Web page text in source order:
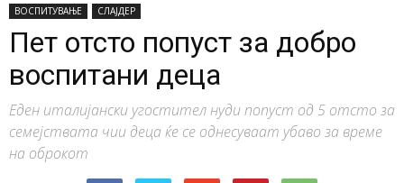
ВОСПИТУВАЊЕ СЛАЈДЕР
Пет отсто попуст за добро
воспитани деца
Еден италијански угостител нуди попуст од 5 отсто за
семејствата чии деца ќе се однесуваат убаво за време
на оброкот